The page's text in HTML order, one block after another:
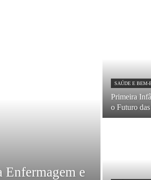
Enfermagem e
SAÚDE E BEM-
Primeira
o Futuro